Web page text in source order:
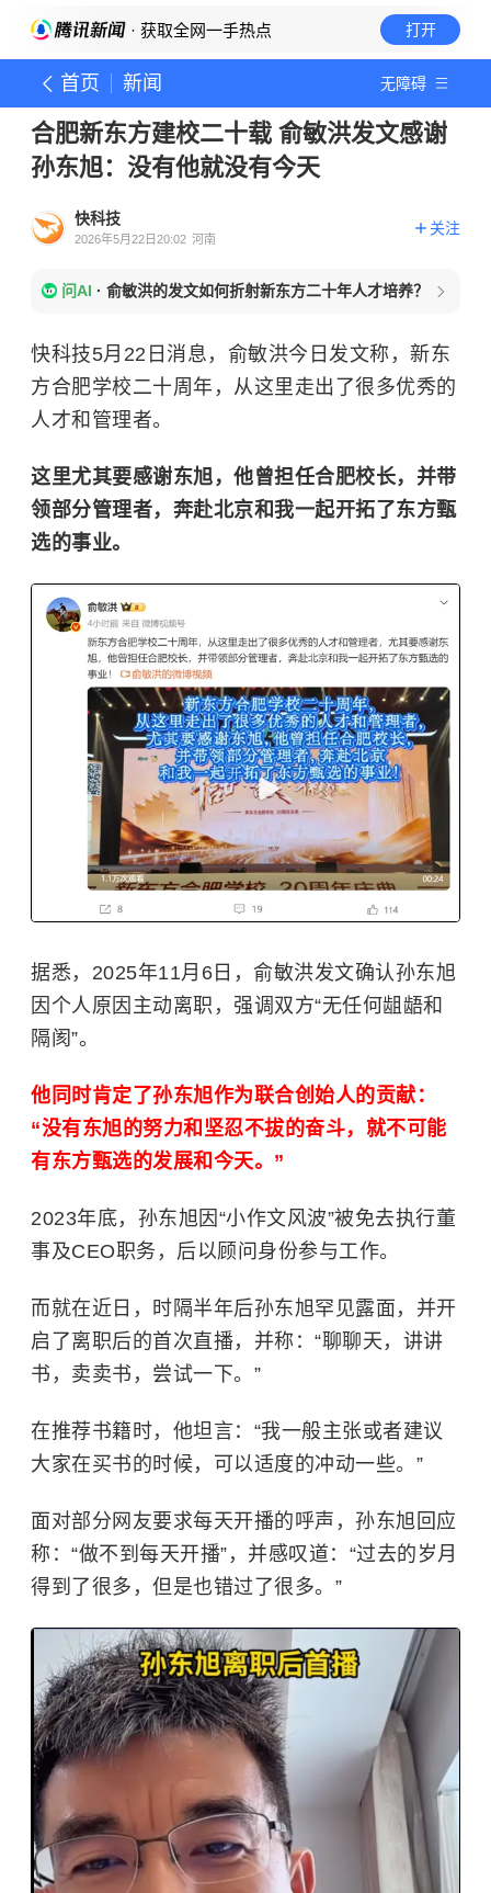
· 获取全网一手热点 打开
首页 新闻 无障碍
合肥新东方建校二十载 俞敏洪发文感谢
孙东旭：没有他就没有今天
快科技
2026年5月22日20:02 河南
关注
问AI · 俞敏洪的发文如何折射新东方二十年人才培养？
快科技5月22日消息，俞敏洪今日发文称，新东
方合肥学校二十周年，从这里走出了很多优秀的
人才和管理者。
这里尤其要感谢东旭，他曾担任合肥校长，并带
领部分管理者，奔赴北京和我一起开拓了东方甄
选的事业。
据悉，2025年11月6日， 俞敏洪发文确认孙东旭
因个人原因主动离职，强调双方“无任何龃龉和
隔阂”。
他同时肯定了孙东旭作为联合创始人的贡献：
“没有东旭的努力和坚忍不拔的奋斗，就不可能
有东方甄选的发展和今天。”
2023年底，孙东旭因“小作文风波”被免去执行董
事及CEO职务，后以顾问身份参与工作。
而就在近日，时隔半年后孙东旭罕见露面，并开
启了离职后的首次直播，并称：“聊聊天，讲讲
书，卖卖书，尝试一下。”
在推荐书籍时，他坦言：“我一般主张或者建议
大家在买书的时候，可以适度的冲动一些。”
面对部分网友要求每天开播的呼声，孙东旭回应
称：“做不到每天开播”，并感叹道：“过去的岁月
得到了很多，但是也错过了很多。”